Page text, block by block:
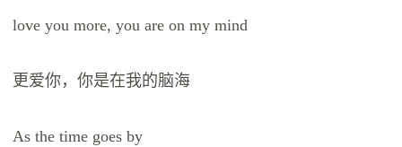
love you more, you are on my mind
更爱你，你是在我的脑海
As the time goes by